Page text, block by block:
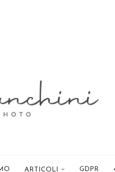
ARTICOLI GDPR